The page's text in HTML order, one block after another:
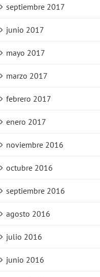
septiembre 2017
junio 2017
mayo 2017
marzo 2017
febrero 2017
enero 2017
noviembre 2016
octubre 2016
septiembre 2016
agosto 2016
julio 2016
junio 2016